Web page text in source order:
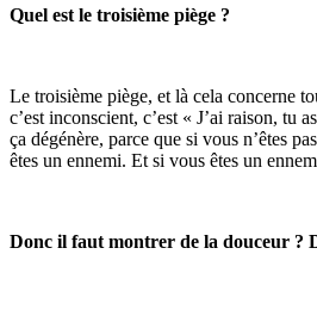
Quel est le troisième piège ?
Le troisième piège, et là cela concerne
c’est inconscient, c’est « J’ai raison, tu
ça dégénère, parce que si vous n’êtes
êtes un ennemi. Et si vous êtes un
Donc il faut montrer de la douceur ?